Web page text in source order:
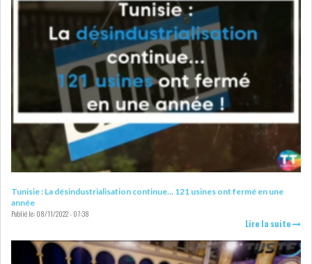
Tunisie : La désindustrialisation continue… 121 usines ont fermé en une
année
Publié le:08/11/2022 - 07:38
Lire la suite